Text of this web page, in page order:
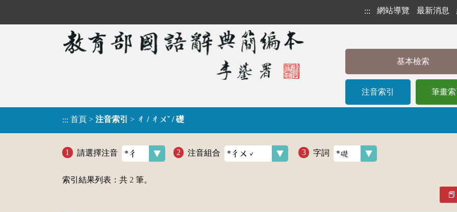
::: 網站導覽 最新消息
基本檢索
注音索引 筆畫索
::: 首頁 > 注音索引 > ㄔ / ㄔㄨˇ / 礎
請選擇注音 注音組合 字詞
索引結果列表：共 2 筆。